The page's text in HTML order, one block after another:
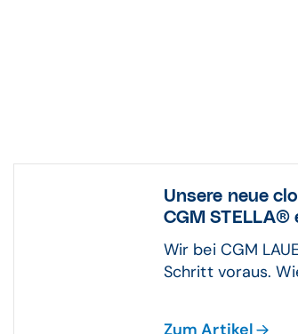
Unsere neue
CGM
Wir bei CGM
Schritt voraus.
Zum Artikel